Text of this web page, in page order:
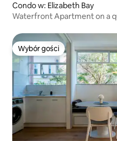
Condo w: Elizabeth Bay
Waterfront Apartment on a
Wybór gości
Wybór gości